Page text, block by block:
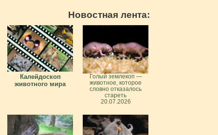
Новостная лента:
Калейдоскоп
животного мира
Голый землекоп —
животное, которое
словно отказалось
стареть
20.07.2026